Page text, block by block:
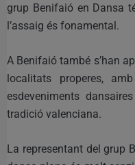
grup Benifaió en Dansa
l’assaig és fonamental.
A Benifaió també s’han
localitats properes,
esdeveniments
tradició valenciana.
La representant del grup